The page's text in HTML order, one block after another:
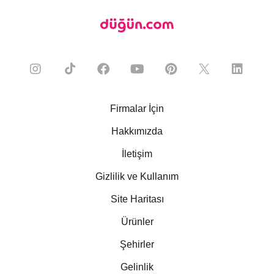
Firmalar İçin
Hakkımızda
İletişim
Gizlilik ve Kullanım
Site Haritası
Ürünler
Şehirler
Gelinlik